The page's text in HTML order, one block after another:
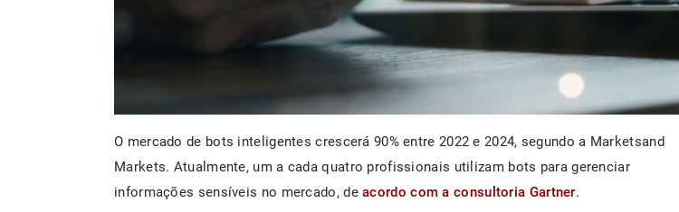
O mercado de bots inteligentes crescerá 90% entre 2022 e 2024, segundo a Marketsand
Markets. Atualmente, um a cada quatro profissionais utilizam bots para gerenciar
informações sensíveis no mercado, deacordo com a consultoria Gartner.